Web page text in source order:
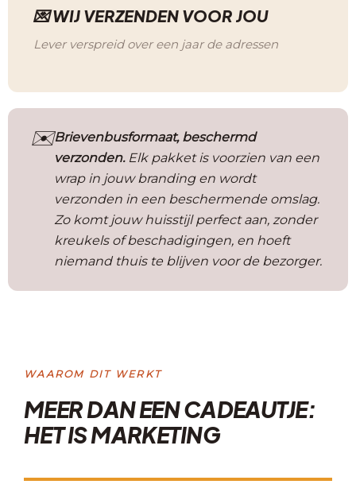
💌 WIJ VERZENDEN VOOR JOU
Lever verspreid over een jaar de adressen
✉️Brievenbusformaat, beschermd
verzonden.Elk pakket is voorzien van een
wrap in jouw branding en wordt
verzonden in een beschermende omslag.
Zo komt jouw huisstijl perfect aan, zonder
kreukels of beschadigingen, en hoeft
niemand thuis te blijven voor de bezorger.
WAAROM DIT WERKT
MEER DAN EEN CADEAUTJE:
HET IS MARKETING